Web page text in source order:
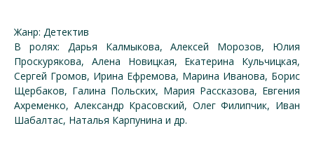
Жанр: Детектив
В ролях: Дарья Калмыкова, Алексей Морозов, Юлия
Проскурякова, Алена Новицкая, Екатерина Кульчицкая,
Сергей Громов, Ирина Ефремова, Марина Иванова, Борис
Щербаков, Галина Польских, Мария Рассказова, Евгения
Ахременко, Александр Красовский, Олег Филипчик, Иван
Шабалтас, Наталья Карпунина и др.